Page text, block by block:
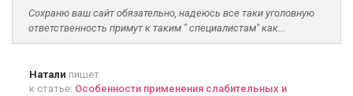
Сохраню ваш сайт обязательно, надеюсь все таки уголовную
ответственность примут к таким " специалистам" как...
Натали пишет
к статье: Особенности применения слабительных и